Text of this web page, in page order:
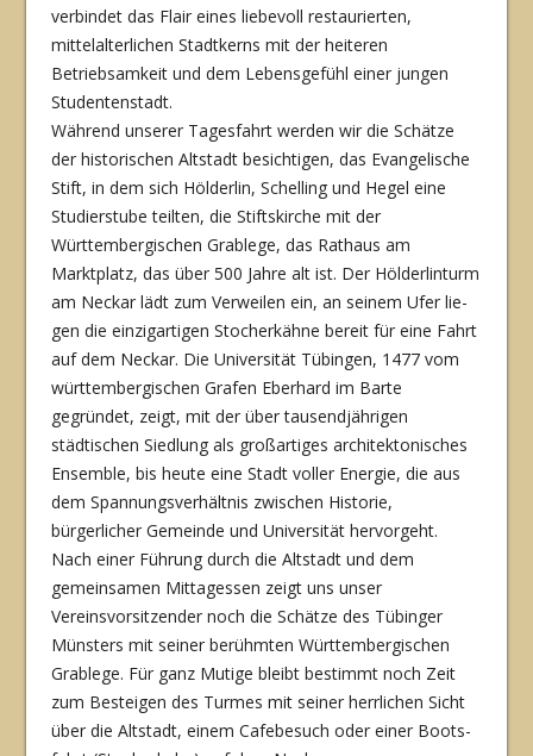
verbindet das Flair eines liebevoll restaurierten,
mittelalterlichen Stadt­kerns mit der heiteren
Betriebsamkeit und dem Lebensgefühl einer jungen
Studentenstadt.
Während unserer Tagesfahrt werden wir die Schätze
der historischen Altstadt besichtigen, das Evangelische
Stift, in dem sich Hölderlin, Schelling und Hegel eine
Studierstube teilten, die Stiftskirche mit der
Württembergischen Grablege, das Rathaus am
Marktplatz, das über 500 Jahre alt ist. Der Hölderlinturm
am Neckar lädt zum Verweilen ein, an seinem Ufer lie­
gen die einzigartigen Stocherkähne bereit für eine Fahrt
auf dem Neckar. Die Universität Tübingen, 1477 vom
württembergischen Grafen Eberhard im Barte
gegründet, zeigt, mit der über tausendjährigen
städtischen Siedlung als großartiges architektonisches
Ensemble, bis heute eine Stadt voller Energie, die aus
dem Spannungsverhältnis zwischen Historie,
bürgerlicher Gemeinde und Universität hervorgeht.
Nach einer Führung durch die Altstadt und dem
gemeinsamen Mittagessen zeigt uns unser
Vereinsvorsitzender noch die Schätze des Tübinger
Münsters mit seiner berühmten Würt­tembergischen
Grablege. Für ganz Mu­tige bleibt bestimmt noch Zeit
zum Besteigen des Turmes mit seiner herrlichen Sicht
über die Altstadt, einem Cafebesuch oder einer Boots­